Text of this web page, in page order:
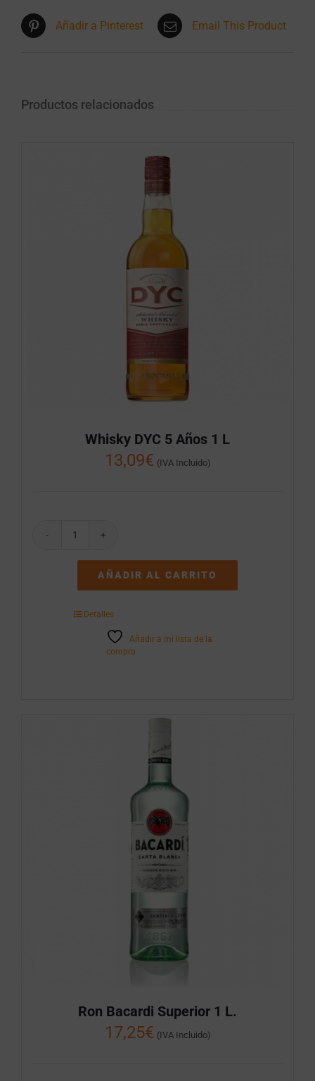
Añadir a Pinterest Email This Product
Productos relacionados
Whisky DYC 5 Años 1 L
13,09€ (IVA Incluido)
Whisky
Años
L
AÑADIR AL CARRITO
Detalles
Añadir a mi lista de la
compra
Ron Bacardi Superior 1 L.
17,25€ (IVA Incluido)